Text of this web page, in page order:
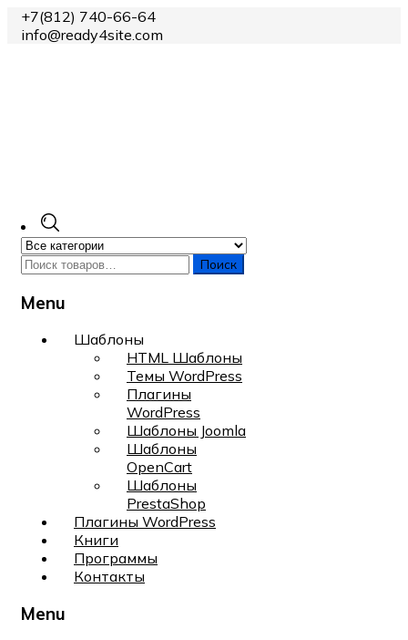
+7(812) 740-66-64
info@ready4site.com
Поиск
Menu
Skip
Шаблоны
HTML Шаблоны
Темы WordPress
Плагины
WordPress
Шаблоны Joomla
Шаблоны
OpenCart
Шаблоны
PrestaShop
Плагины WordPress
Книги
Программы
Контакты
Menu